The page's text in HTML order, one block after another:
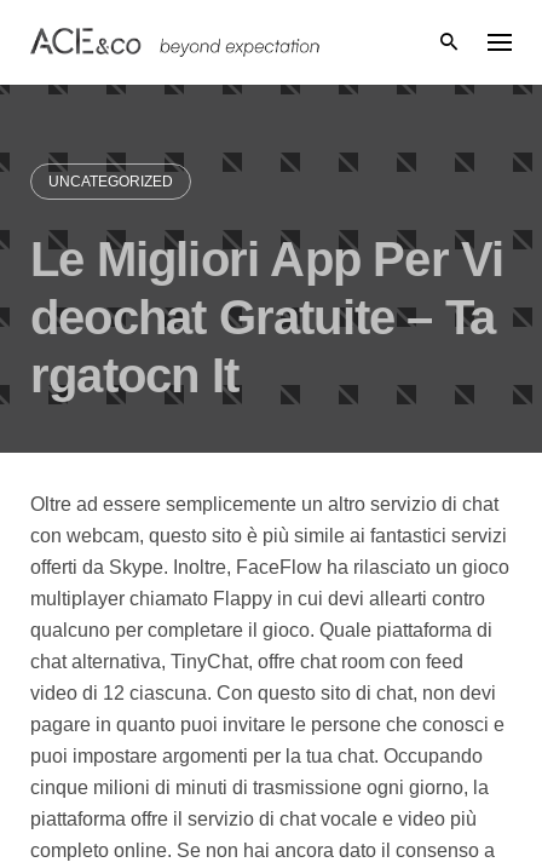
UNCATEGORIZED
Le Migliori App Per Vi
deochat Gratuite – Ta
rgatocn It
Oltre ad essere semplicemente un altro servizio di chat
con webcam, questo sito è più simile ai fantastici servizi
offerti da Skype. Inoltre, FaceFlow ha rilasciato un gioco
multiplayer chiamato Flappy in cui devi allearti contro
qualcuno per completare il gioco. Quale piattaforma di
chat alternativa, TinyChat, offre chat room con feed
video di 12 ciascuna. Con questo sito di chat, non devi
pagare in quanto puoi invitare le persone che conosci e
puoi impostare argomenti per la tua chat. Occupando
cinque milioni di minuti di trasmissione ogni giorno, la
piattaforma offre il servizio di chat vocale e video più
completo online. Se non hai ancora dato il consenso a